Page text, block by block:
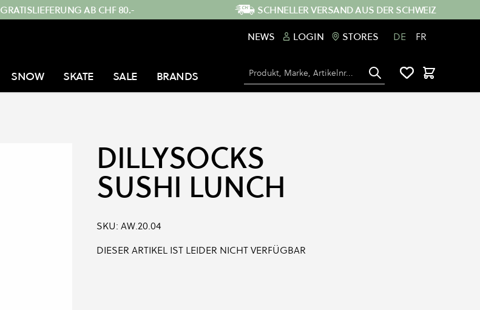
GRATISLIEFERUNG AB CHF 80.-
SCHNELLER VERSAND AUS DER SCHWEIZ
NEWS
LOGIN STORES DE FR
SNOW SKATE SALE BRANDS Suche Warenkorb
DILLYSOCKS
SUSHI LUNCH
SKU: AW.20.04
DIESER ARTIKEL IST LEIDER NICHT VERFÜGBAR